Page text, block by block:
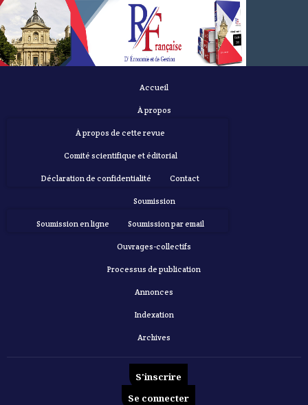
Accueil
À propos
À propos de cette revue
Comité scientifique et éditorial
Déclaration de confidentialité Contact
Soumission
Soumission en ligne Soumission par email
Ouvrages-collectifs
Processus de publication
Annonces
Indexation
Archives
S'inscrire
Se connecter